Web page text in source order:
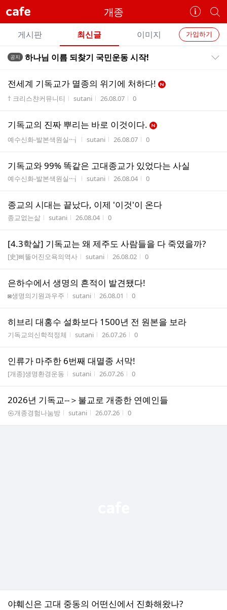
cafe 개종
카
페
정
보
개
별
카
페
검
카
페
메
뉴
가입하기
게시판 최신글 이미지
전
글
트
공지 하나님 이름 되찾기 국민운동 시작!
전세계 기독교가 멸종의 위기에 처하다!
게시판명
† 크리스챤커뮤니티 작성자
sutani 작성시간
26.08.07 조회수
0
기독교의 진짜 뿌리는 바로 이것이다.
게시판명
예수신화-발본색원실··┧ 작성자
sutani 작성시간
26.08.07 조회수
0
기독교와 99% 똑같은 고대종교가 있었다는 사실
게시판명
예수신화-발본색원실··┧ 작성자
sutani 작성시간
26.08.04 조회수
0
종교의 시대는 끝났다, 이제 '이것'이 온다
게시판명
종교없는삶 작성자
sutani 작성시간
26.08.04 조회수
0
[4.3학살] 기독교는 왜 제주도 사람들을 다 죽였을까?
게시판명
[史]삐뚤어진오욕의역사 작성자
sutani 작성시간
26.08.02 조회수
0
은하수에서 생명의 흔적이 발견됐다!
게시판명
◙생명의기원과우주 작성자
sutani 작성시간
26.08.01 조회수
0
히브리 대홍수 설화보다 1500년 전 원본을 보라
게시판명
기독교의신학적정체 작성자
sutani 작성시간
26.07.26 조회수
0
인류가 마주한 6번째 대멸종 서막!
게시판명
[개종]생명환경운동 작성자
sutani 작성시간
26.07.26 조회수
0
2026년 기독교--＞불교로 개종한 연예인들
게시판명
㉿개종경험나눔방 작성자
sutani 작성시간
26.07.26 조회수
0
야훼신은 고대 중동의 어떤신에서 진화해왔나?